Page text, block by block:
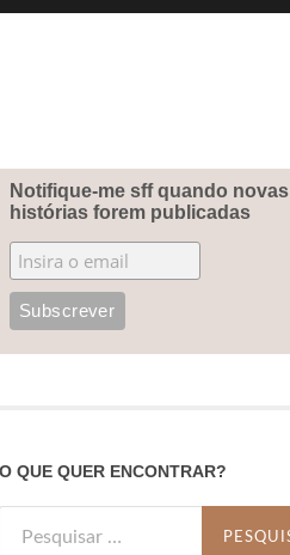
Notifique-me sff quando novas
histórias forem publicadas
O QUE QUER ENCONTRAR?
por: